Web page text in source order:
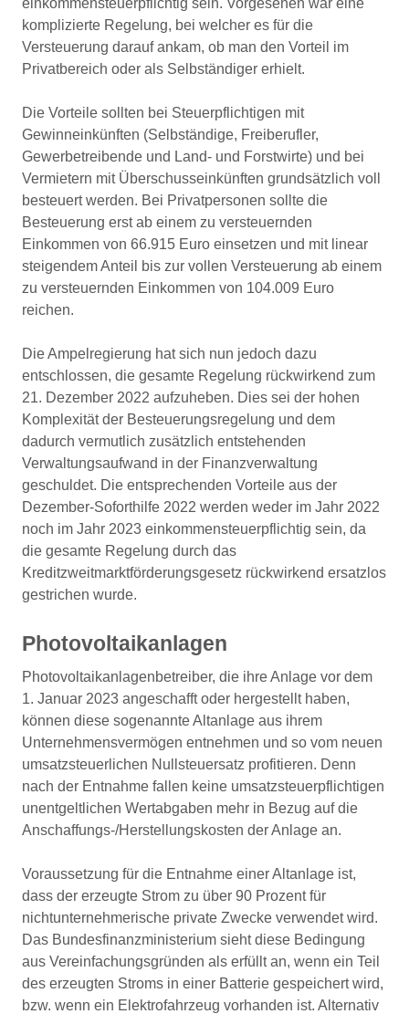
einkommensteuerpflichtig sein. Vorgesehen war eine
komplizierte Regelung, bei welcher es für die
Versteuerung darauf ankam, ob man den Vorteil im
Privatbereich oder als Selbständiger erhielt.
Die Vorteile sollten bei Steuerpflichtigen mit
Gewinneinkünften (Selbständige, Freiberufler,
Gewerbetreibende und Land- und Forstwirte) und bei
Vermietern mit Überschusseinkünften grundsätzlich voll
besteuert werden. Bei Privatpersonen sollte die
Besteuerung erst ab einem zu versteuernden
Einkommen von 66.915 Euro einsetzen und mit linear
steigendem Anteil bis zur vollen Versteuerung ab einem
zu versteuernden Einkommen von 104.009 Euro
reichen.
Die Ampelregierung hat sich nun jedoch dazu
entschlossen, die gesamte Regelung rückwirkend zum
21. Dezember 2022 aufzuheben. Dies sei der hohen
Komplexität der Besteuerungsregelung und dem
dadurch vermutlich zusätzlich entstehenden
Verwaltungsaufwand in der Finanzverwaltung
geschuldet. Die entsprechenden Vorteile aus der
Dezember-Soforthilfe 2022 werden weder im Jahr 2022
noch im Jahr 2023 einkommensteuerpflichtig sein, da
die gesamte Regelung durch das
Kreditzweitmarktförderungsgesetz rückwirkend ersatzlos
gestrichen wurde.
Photovoltaikanlagen
Photovoltaikanlagenbetreiber, die ihre Anlage vor dem
1. Januar 2023 angeschafft oder hergestellt haben,
können diese sogenannte Altanlage aus ihrem
Unternehmensvermögen entnehmen und so vom neuen
umsatzsteuerlichen Nullsteuersatz profitieren. Denn
nach der Entnahme fallen keine umsatzsteuerpflichtigen
unentgeltlichen Wertabgaben mehr in Bezug auf die
Anschaffungs-/Herstellungskosten der Anlage an.
Voraussetzung für die Entnahme einer Altanlage ist,
dass der erzeugte Strom zu über 90 Prozent für
nichtunternehmerische private Zwecke verwendet wird.
Das Bundesfinanzministerium sieht diese Bedingung
aus Vereinfachungsgründen als erfüllt an, wenn ein Teil
des erzeugten Stroms in einer Batterie gespeichert wird,
bzw. wenn ein Elektrofahrzeug vorhanden ist. Alternativ